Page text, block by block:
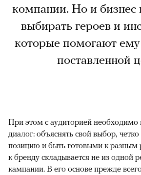
компании. Но и бизнес
выбирать героев и
которые помогают ему
поставленной
При этом с аудиторией необходимо
диалог: объяснять свой выбор,
позицию и быть готовыми к разным
к бренду складывается не из одной
кампании. В его основе прежде